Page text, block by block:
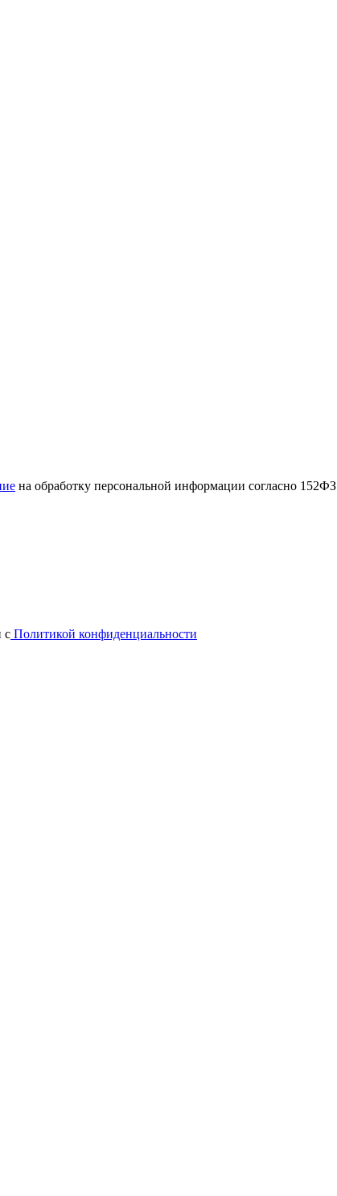
на обработку персональной информации согласно 152ФЗ
с Политикой конфиденциальности